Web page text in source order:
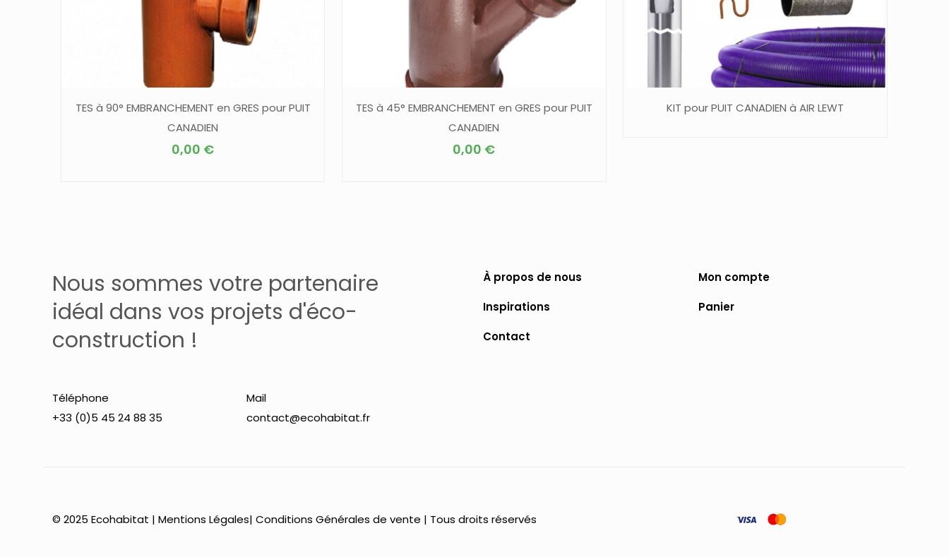
TES à 90° EMBRANCHEMENT en GRES pour PUIT
CANADIEN
0,00 €
TES à 45° EMBRANCHEMENT en GRES pour PUIT
CANADIEN
0,00 €
KIT pour PUIT CANADIEN à AIR LEWT
Nous sommes votre partenaire
idéal dans vos projets d'éco-
construction !
Téléphone
+33 (0)5 45 24 88 35
Mail
contact@ecohabitat.fr
À propos de nous
Inspirations
Contact
Mon compte
Panier
© 2025 Ecohabitat | Mentions Légales| Conditions Générales de vente | Tous droits réservés